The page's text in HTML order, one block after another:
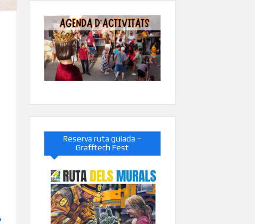
Reserva ruta guiada –
Grafftech Fest